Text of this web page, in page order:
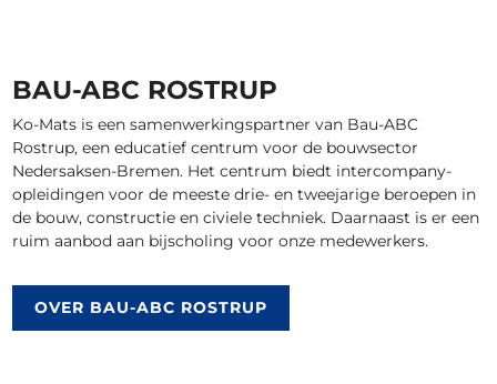
BAU-ABC ROSTRUP
Ko-Mats is een samenwerkingspartner van Bau-ABC
Rostrup, een educatief centrum voor de bouwsector
Nedersaksen-Bremen. Het centrum biedt intercompany-
opleidingen voor de meeste drie- en tweejarige beroepen in
de bouw, constructie en civiele techniek. Daarnaast is er een
ruim aanbod aan bijscholing voor onze medewerkers.
OVER BAU-ABC ROSTRUP